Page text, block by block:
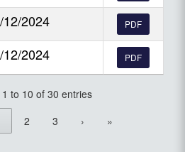
12/2024 PDF
12/2024 PDF
to 10 of 30 entries
2 3 › »